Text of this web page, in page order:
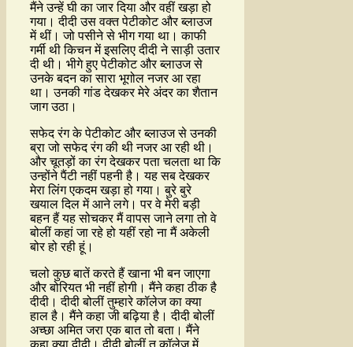
मैंने उन्हें घी का जार दिया और वहीं खड़ा हो
गया। दीदी उस वक्त पेटीकोट और ब्लाउज
में थीं। जो पसीने से भीग गया था। काफी
गर्मी थी किचन में इसलिए दीदी ने साड़ी उतार
दी थी। भीगे हुए पेटीकोट और ब्लाउज से
उनके बदन का सारा भूगोल नजर आ रहा
था। उनकी गांड देखकर मेरे अंदर का शैतान
जाग उठा।
सफेद रंग के पेटीकोट और ब्लाउज से उनकी
ब्रा जो सफेद रंग की थी नजर आ रही थी।
और चूतड़ों का रंग देखकर पता चलता था कि
उन्होंने पैंटी नहीं पहनी है। यह सब देखकर
मेरा लिंग एकदम खड़ा हो गया। बुरे बुरे
खयाल दिल में आने लगे। पर वे मेरी बड़ी
बहन हैं यह सोचकर मैं वापस जाने लगा तो वे
बोलीं कहां जा रहे हो यहीं रहो ना मैं अकेली
बोर हो रही हूं।
चलो कुछ बातें करते हैं खाना भी बन जाएगा
और बोरियत भी नहीं होगी। मैंने कहा ठीक है
दीदी। दीदी बोलीं तुम्हारे कॉलेज का क्या
हाल है। मैंने कहा जी बढ़िया है। दीदी बोलीं
अच्छा अमित जरा एक बात तो बता। मैंने
कहा क्या दीदी। दीदी बोलीं तू कॉलेज में